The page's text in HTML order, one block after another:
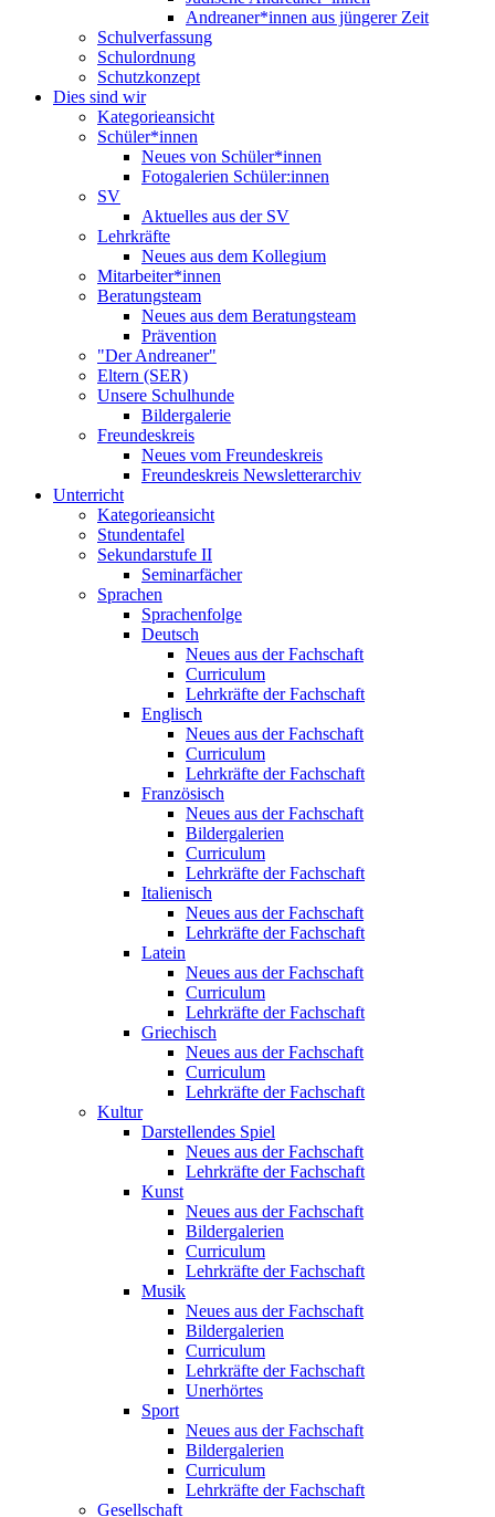
Andreaner*innen aus jüngerer Zeit
Schulverfassung
Schulordnung
Schutzkonzept
Dies sind wir
Kategorieansicht
Schüler*innen
Neues von Schüler*innen
Fotogalerien Schüler:innen
SV
Aktuelles aus der SV
Lehrkräfte
Neues aus dem Kollegium
Mitarbeiter*innen
Beratungsteam
Neues aus dem Beratungsteam
Prävention
"Der Andreaner"
Eltern (SER)
Unsere Schulhunde
Bildergalerie
Freundeskreis
Neues vom Freundeskreis
Freundeskreis Newsletterarchiv
Unterricht
Kategorieansicht
Stundentafel
Sekundarstufe II
Seminarfächer
Sprachen
Sprachenfolge
Deutsch
Neues aus der Fachschaft
Curriculum
Lehrkräfte der Fachschaft
Englisch
Neues aus der Fachschaft
Curriculum
Lehrkräfte der Fachschaft
Französisch
Neues aus der Fachschaft
Bildergalerien
Curriculum
Lehrkräfte der Fachschaft
Italienisch
Neues aus der Fachschaft
Lehrkräfte der Fachschaft
Latein
Neues aus der Fachschaft
Curriculum
Lehrkräfte der Fachschaft
Griechisch
Neues aus der Fachschaft
Curriculum
Lehrkräfte der Fachschaft
Kultur
Darstellendes Spiel
Neues aus der Fachschaft
Lehrkräfte der Fachschaft
Kunst
Neues aus der Fachschaft
Bildergalerien
Curriculum
Lehrkräfte der Fachschaft
Musik
Neues aus der Fachschaft
Bildergalerien
Curriculum
Lehrkräfte der Fachschaft
Unerhörtes
Sport
Neues aus der Fachschaft
Bildergalerien
Curriculum
Lehrkräfte der Fachschaft
Gesellschaft